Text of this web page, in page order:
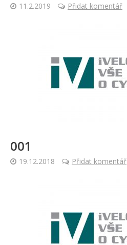
11.2.2019 Přidat komentář
001
19.12.2018 Přidat komentář